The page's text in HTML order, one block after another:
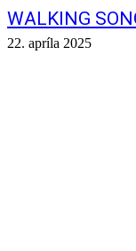
WALKING
22. apríla 2025